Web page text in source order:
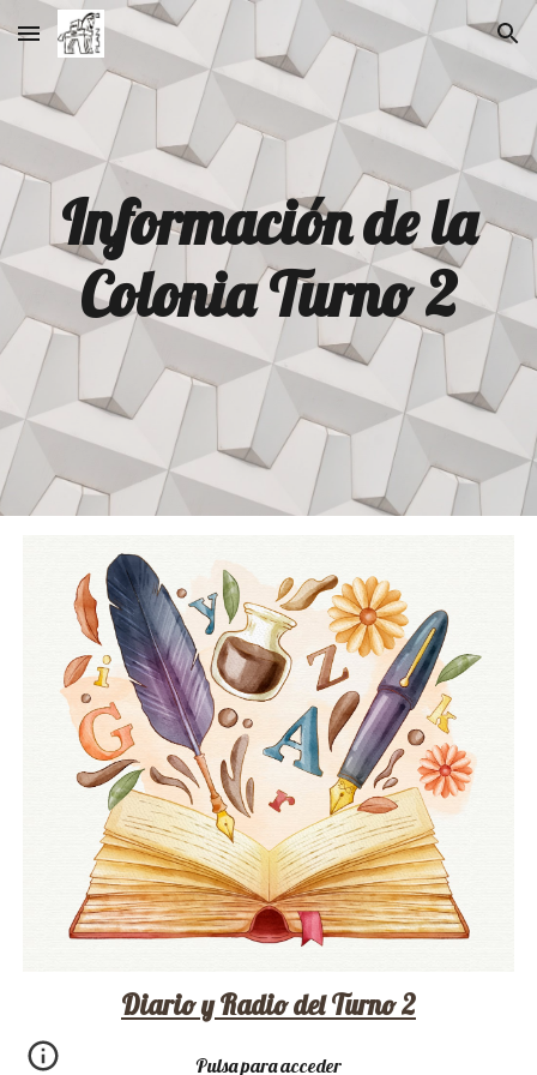
Skip to main content Skip to navigation
Información de la
Colonia Turno 2
Diario y Radio del Turno 2
Pulsa para acceder